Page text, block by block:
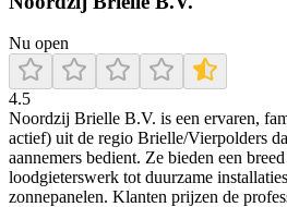
Nu open
4.5
Noordzij Brielle B.V. is een ervaren,
actief) uit de regio Brielle/Vierpolders
aannemers bedient. Ze bieden een
loodgieterswerk tot duurzame
zonnepanelen. Klanten prijzen de